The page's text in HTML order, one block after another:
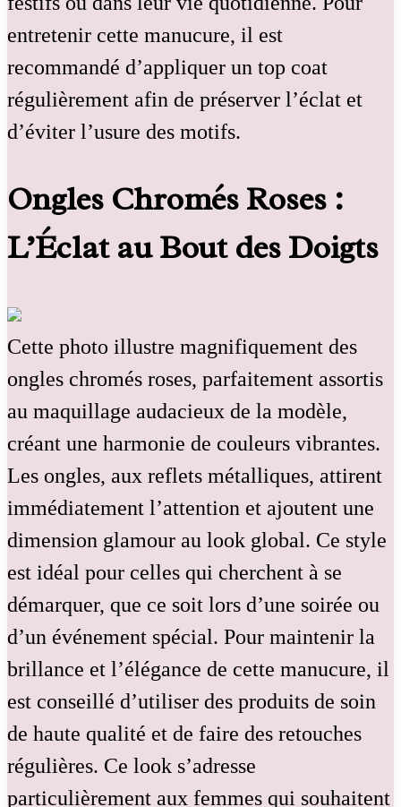
entretenir cette manucure, il est
recommandé d’appliquer un top coat
régulièrement afin de préserver l’éclat et
d’éviter l’usure des motifs.
Ongles Chromés Roses :
L’Éclat au Bout des Doigts
Cette photo illustre magnifiquement des
ongles chromés roses, parfaitement assortis
au maquillage audacieux de la modèle,
créant une harmonie de couleurs vibrantes.
Les ongles, aux reflets métalliques, attirent
immédiatement l’attention et ajoutent une
dimension glamour au look global. Ce style
est idéal pour celles qui cherchent à se
démarquer, que ce soit lors d’une soirée ou
d’un événement spécial. Pour maintenir la
brillance et l’élégance de cette manucure, il
est conseillé d’utiliser des produits de soin
de haute qualité et de faire des retouches
régulières. Ce look s’adresse
particulièrement aux femmes qui souhaitent